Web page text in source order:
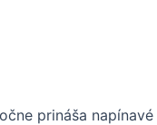
prináša